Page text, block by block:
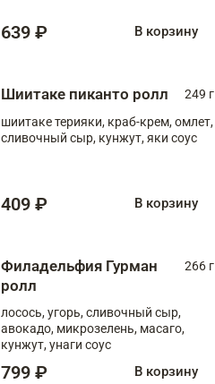
639 ₽ В корзину
Шиитаке пиканто ролл
249 г
шиитаке терияки, краб-крем, омлет,
сливочный сыр, кунжут, яки соус
409 ₽ В корзину
Филадельфия Гурман
ролл
266 г
лосось, угорь, сливочный сыр,
авокадо, микрозелень, масаго,
кунжут, унаги соус
799 ₽ В корзину